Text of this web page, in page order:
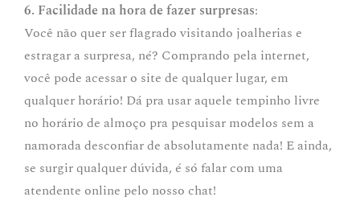
6. Facilidade na hora de fazer surpresas:
Você não quer ser flagrado visitando joalherias e
estragar a surpresa, né? Comprando pela internet,
você pode acessar o site de qualquer lugar, em
qualquer horário! Dá pra usar aquele tempinho livre
no horário de almoço pra pesquisar modelos sem a
namorada desconfiar de absolutamente nada! E ainda,
se surgir qualquer dúvida, é só falar com uma
atendente online pelo nosso chat!